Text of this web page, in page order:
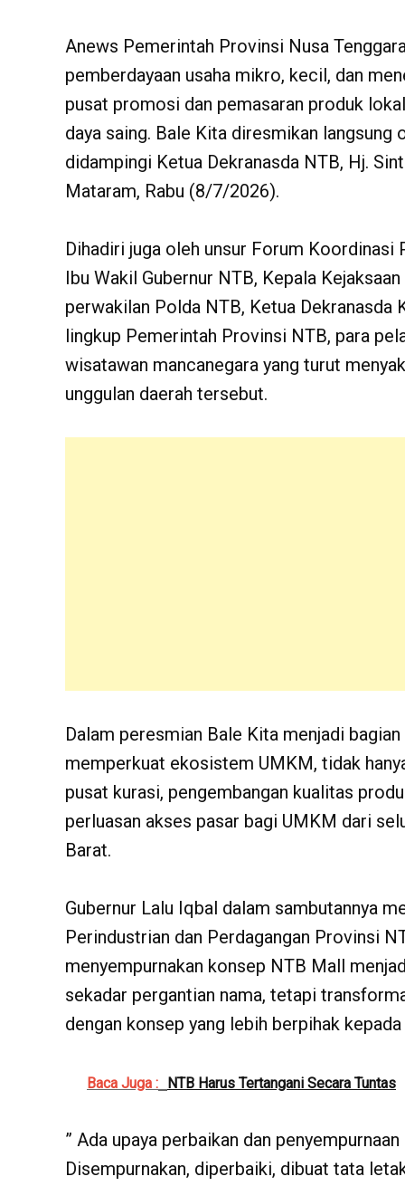
Anews Pemerintah Provinsi Nusa
pemberdayaan usaha mikro, kecil, dan
pusat promosi dan pemasaran produk
daya saing. Bale Kita diresmikan langsung
didampingi Ketua Dekranasda NTB, Hj.
Mataram, Rabu (8/7/2026).
Dihadiri juga oleh unsur Forum Koordinasi
Ibu Wakil Gubernur NTB, Kepala
perwakilan Polda NTB, Ketua Dekranasda
lingkup Pemerintah Provinsi NTB, para
wisatawan mancanegara yang turut
unggulan daerah tersebut.
Dalam peresmian Bale Kita menjadi
memperkuat ekosistem UMKM, tidak
pusat kurasi, pengembangan kualitas
perluasan akses pasar bagi UMKM dari
Barat.
Gubernur Lalu Iqbal dalam sambutannya
Perindustrian dan Perdagangan Provinsi
menyempurnakan konsep NTB Mall
sekadar pergantian nama, tetapi
dengan konsep yang lebih berpihak
Baca Juga : NTB Harus Tertangani Secara Tuntas
” Ada upaya perbaikan dan
Disempurnakan, diperbaiki, dibuat tata